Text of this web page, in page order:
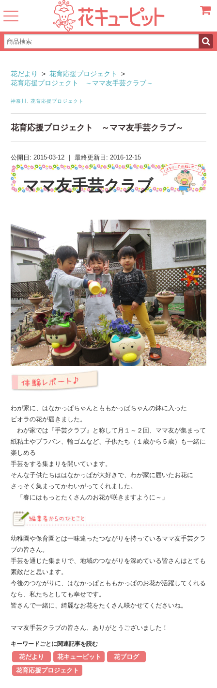
花だより > 花育応援プロジェクト
>
花育応援プロジェクト ～ママ友手芸クラブ～
神奈川 ,花育応援プロジェクト
花育応援プロジェクト ～ママ友手芸クラブ～
公開日:2015-03-12 ｜最終更新日:2016-12-15
ママ友手芸クラブ
わが家に、はなかっぱちゃんとももかっぱちゃんの鉢に入った
ビオラの花が届きました。
わが家では『手芸クラブ』と称して月１～２回、ママ友が集まって
紙粘土やプラバン、輪ゴムなど、子供たち（１歳から５歳）も一緒に
楽しめる
手芸をする集まりを開いています。
そんな子供たちははなかっぱが大好きで、わが家に届いたお花に
さっそく集まってかわいがってくれました。
「春にはもっとたくさんのお花が咲きますように～」
幼稚園や保育園とは一味違ったつながりを持っているママ友手芸クラ
ブの皆さん。
手芸を通じた集まりで、地域のつながりを深めている皆さんはとても
素敵だと思います。
今後のつながりに、はなかっぱとももかっぱのお花が活躍してくれる
なら、私たちとしても幸せです。
皆さんで一緒に、綺麗なお花をたくさん咲かせてくださいね。
ママ友手芸クラブの皆さん、ありがとうございました！
キーワードごとに関連記事を読む
花だより 花キューピット
花ブログ
花育応援プロジェクト